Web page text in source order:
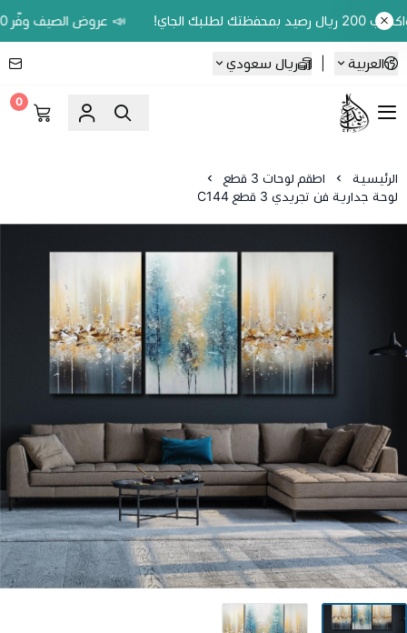
📣 عروض الصيف وفّر 20% على اللوحات الحين.. واكسب 200 ريال رصيد بمحفظتك لطلبك الجاي!
العربية ريال سعودي
Ebbdaa art
0
الرئيسية
اطقم لوحات 3 قطع
لوحة جدارية فن تجريدي 3 قطع C144